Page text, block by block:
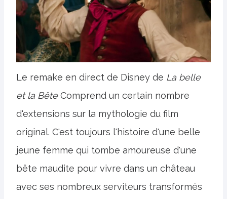
Le remake en direct de Disney de La belle
et la BêteComprend un certain nombre
d'extensions sur la mythologie du film
original. C'est toujours l'histoire d'une belle
jeune femme qui tombe amoureuse d'une
bête maudite pour vivre dans un château
avec ses nombreux serviteurs transformés